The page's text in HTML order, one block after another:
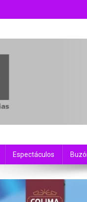
Espectáculos